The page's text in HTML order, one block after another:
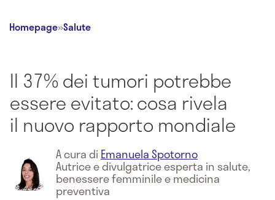
Homepage»Salute
Il 37% dei tumori potrebbe
essere evitato: cosa rivela
il nuovo rapporto mondiale
A cura di Emanuela Spotorno
Autrice e divulgatrice esperta in salute,
benessere femminile e medicina
preventiva